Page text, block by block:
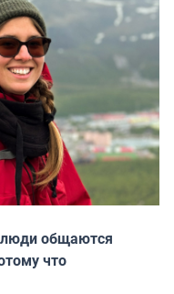
люди общаются
что